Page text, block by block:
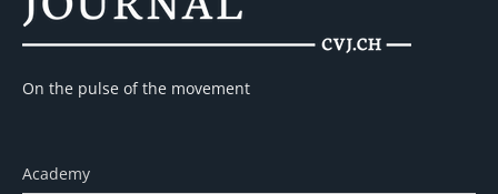
On the pulse of the movement
Academy